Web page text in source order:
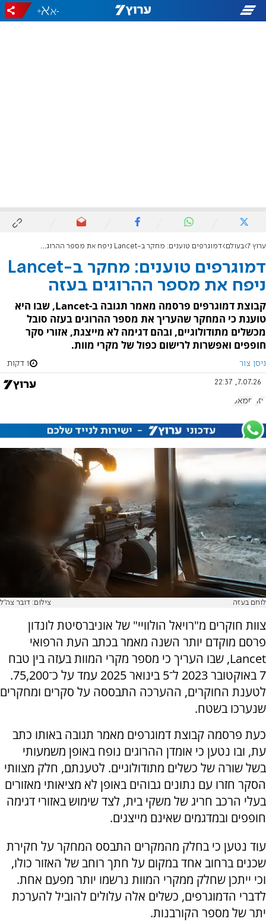
-
+
ערוץ 7 בעולם דמוגרפים טוענים: מחקר ב-Lancet ניפח את מספר ההרוגים בעזה
דמוגרפים טוענים: מחקר ב-Lancet
ניפח את מספר ההרוגים בעזה
קבוצת דמוגרפים פרסמה מאמר תגובה ב-Lancet, שבו היא
טוענת כי המחקר שהעריך את מספר ההרוגים בעזה סובל
מכשלים מתודולוגיים, ובהם דגימה לא מייצגת, אזורי סקר
חופפים ואפשרות לרישום כפול של מקרי מוות.
ניסן צור 1 דקות
7.07.26, 22:37
עזה חמאס
לוחם בעזה צילום: דובר צה"ל
צוות חוקרים מ"רויאל הולוויי" של אוניברסיטת לונדון
פרסם מוקדם יותר השנה מאמר בכתב העת הרפואי
Lancet, שבו העריך כי מספר מקרי המוות בעזה בין טבח
7 באוקטובר 2023 ל־5 בינואר 2025 עמד על כ־75,200.
לטענת החוקרים, ההערכה התבססה על סקרים ומחקרים
שנערכו בשטח.
כעת פרסמה קבוצת דמוגרפים מאמר תגובה באותו כתב
עת, ובו נטען כי אומדן ההרוגים נופח באופן משמעותי
בשל שורה של כשלים מתודולוגיים. לטענתם, חלק מצוותי
הסקר חזרו עם נתונים גבוהים באופן לא מציאותי מאזורים
בעלי הרכב חריג של משקי בית, לצד שימוש באזורי דגימה
חופפים ובמדגמים שאינם מייצגים.
עוד נטען כי בחלק מהמקרים התבסס המחקר על חקירת
שכנים ברחוב אחד במקום על חתך רוחב של האזור כולו,
וכי ייתכן שחלק ממקרי המוות נרשמו יותר מפעם אחת.
לדברי הדמוגרפים, כשלים אלה עלולים להוביל להערכת
יתר של מספר הקורבנות.